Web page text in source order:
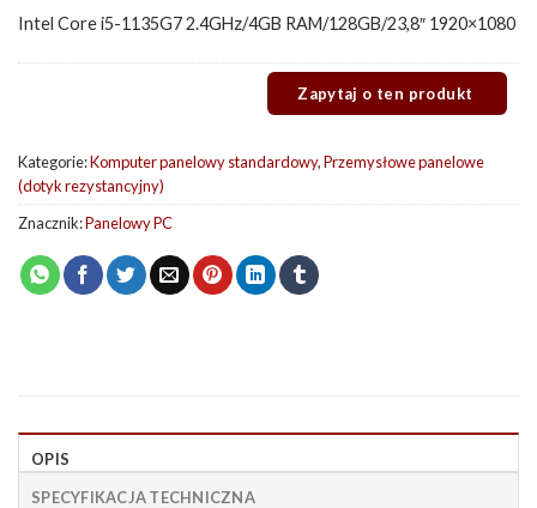
Intel Core i5-1135G7 2.4GHz/4GB RAM/128GB/23,8″ 1920×1080
Kategorie:Komputer panelowy standardowy,Przemysłowe panelowe
(dotyk rezystancyjny)
Znacznik:Panelowy PC
OPIS
SPECYFIKACJA TECHNICZNA